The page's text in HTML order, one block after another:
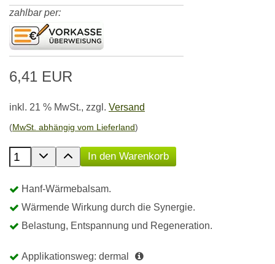
zahlbar per:
6,41 EUR
inkl. 21 % MwSt., zzgl. Versand
(MwSt. abhängig vom Lieferland)
Anzahl der Produkte
In den Warenkorb
Hanf-Wärmebalsam.
Wärmende Wirkung durch die Synergie.
Belastung, Entspannung und Regeneration.
Applikationsweg: dermal